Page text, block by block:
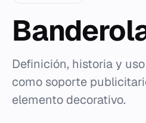
Definición, historia y
como soporte
elemento decorativo.